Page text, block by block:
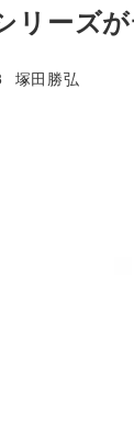
リーズ
著
塚田勝弘